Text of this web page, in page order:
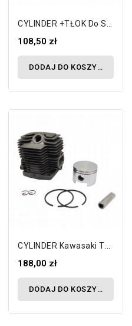
CYLINDER +TŁOK Do Stihl FS 120 200 250 38...
108,50 zł
DODAJ DO KOSZYKA
CYLINDER Kawasaki TH48 Śr 44mm 11005-2123
188,00 zł
DODAJ DO KOSZYKA